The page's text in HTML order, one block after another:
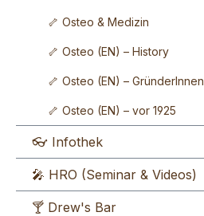
🦴 Osteo & Medizin
🦴 Osteo (EN) – History
🦴 Osteo (EN) – GründerInnen
🦴 Osteo (EN) – vor 1925
👓 Infothek
🎤 HRO (Seminar & Videos)
🍸 Drew's Bar